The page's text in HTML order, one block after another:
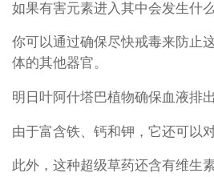
如果有害元素进入其中会发生什
你可以通过确保尽快戒毒来防止
体的其他器官。
明日叶阿什塔巴植物确保血液排
由于富含铁、钙和钾，它还可以对
此外，这种超级草药还含有维生